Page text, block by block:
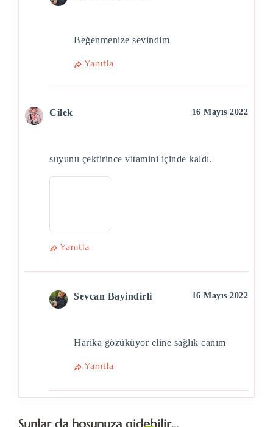
Beğenmenize sevindim
Yanıtla
Cilek 16 Mayıs 2022
suyunu çektirince vitamini içinde kaldı.
Yanıtla
Sevcan Bayindirli 16 Mayıs 2022
Harika gözüküyor eline sağlık canım
Yanıtla